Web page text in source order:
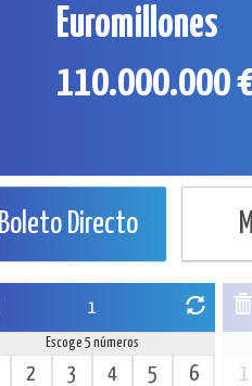
Euromillones
110.000.000
Boleto Directo
1
Escoge 5 números
2 3 4 5
6
1